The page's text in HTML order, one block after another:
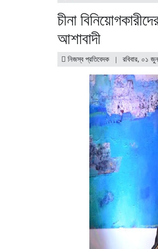
চীনা
আশাবাদী
নিজস্ব প্রতিবেদক | রবিবার, ০১